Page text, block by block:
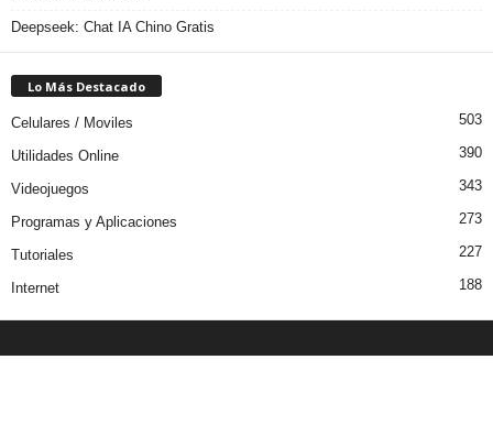
Deepseek: Chat IA Chino Gratis
Lo Más Destacado
Celulares / Moviles 503
Utilidades Online 390
Videojuegos 343
Programas y Aplicaciones 273
Tutoriales 227
Internet 188